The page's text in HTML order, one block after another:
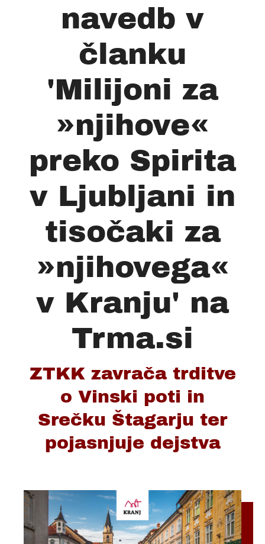
navedb v
članku
'Milijoni za
»njihove«
preko Spirita
v Ljubljani in
tisočaki za
»njihovega«
v Kranju' na
Trma.si
ZTKK zavrača trditve
o Vinski poti in
Srečku Štagarju ter
pojasnjuje dejstva